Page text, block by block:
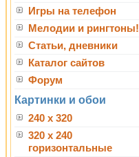
Игры на телефон
Мелодии и рингтоны!
Статьи, дневники
Каталог сайтов
Форум
Картинки и обои
240 x 320
320 x 240
горизонтальные